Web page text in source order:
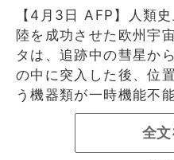
【4月3日 AFP】人類
陸を成功させた欧州宇
タは、追跡中の彗星か
の中に突入した後、位
う機器類が一時機能不
全